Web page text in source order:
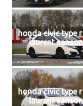
honda civic type
laurent
honda civic type
laurent